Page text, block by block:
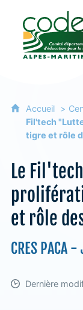
Accueil
Fil'tech
tigre et rôle
Le
et rôle
CRES PACA
Dernière